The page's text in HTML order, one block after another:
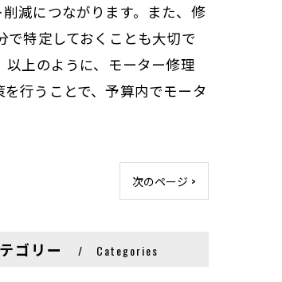
減につながります。また、修
で特定しておくことも大切で
上のように、モーター修理
行うことで、予算内でモータ
次のページ >
ゴリー Categories